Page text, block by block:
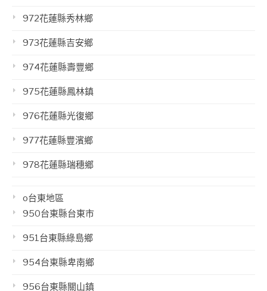
972花蓮縣秀林鄉
973花蓮縣吉安鄉
974花蓮縣壽豐鄉
975花蓮縣鳳林鎮
976花蓮縣光復鄉
977花蓮縣豐濱鄉
978花蓮縣瑞穗鄉
o台東地區
950台東縣台東市
951台東縣綠島鄉
954台東縣卑南鄉
956台東縣關山鎮